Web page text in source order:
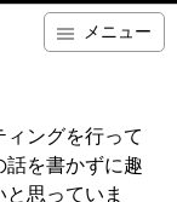
メニュー
ングを行って
話を書かずに趣
思っていま